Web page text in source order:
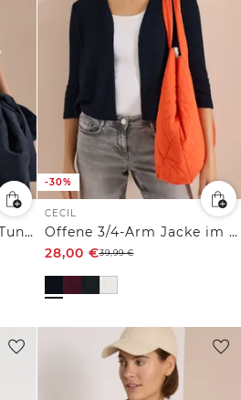
T-Shirt mit seitlichen Tunnelzügen
-30%
CECIL
Offene 3/4-Arm Jacke im Ajour-Look
28,00 €39,99€